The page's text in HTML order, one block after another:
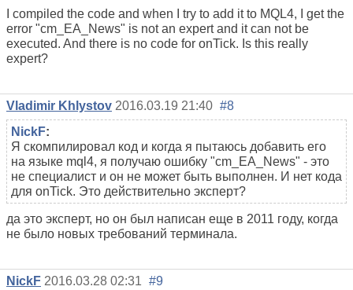
I compiled the code and when I try to add it to MQL4, I get the
error "cm_EA_News" is not an expert and it can not be
executed. And there is no code for onTick. Is this really
expert?
Vladimir Khlystov 2016.03.19 21:40 #8
NickF:
Я скомпилировал код и когда я пытаюсь добавить его
на языке mql4, я получаю ошибку "cm_EA_News" - это
не специалист и он не может быть выполнен. И нет кода
для onTick. Это действительно эксперт?
да это эксперт, но он был написан еще в 2011 году, когда
не было новых требований терминала.
NickF 2016.03.28 02:31 #9